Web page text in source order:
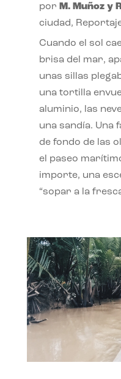
por M. Muñoz y
ciudad,
Cuando el sol
brisa del mar,
unas sillas
una tortilla
aluminio, las
una sandía. Una
de fondo de las
el paseo
importe, una
“sopar a la